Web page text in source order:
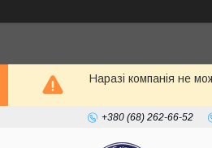
Наразі компанія не
+380 (68) 262-66-52